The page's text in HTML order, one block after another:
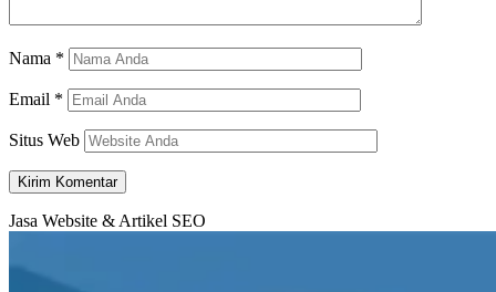
Nama *
Email *
Situs Web
Jasa Website & Artikel SEO